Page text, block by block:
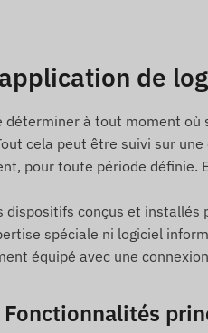
de
à tout moment
cela peut être suivi sur
pour toute période
conçus et
spéciale ni logiciel
équipé avec une
Fonctionnalités